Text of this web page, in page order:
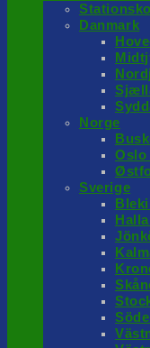
Danmark
Norge
Oslo
Sverige